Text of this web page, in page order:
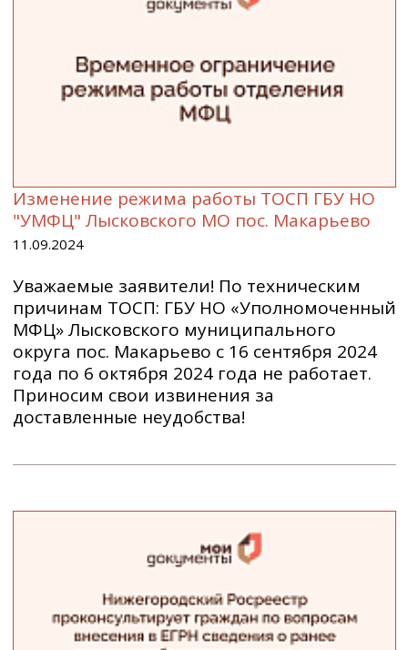
Изменение режима работы ТОСП ГБУ НО
"УМФЦ" Лысковского МО пос. Макарьево
11.09.2024
Уважаемые заявители! По техническим
причинам ТОСП: ГБУ НО «Уполномоченный
МФЦ» Лысковского муниципального
округа пос. Макарьево с 16 сентября 2024
года по 6 октября 2024 года не работает.
Приносим свои извинения за
доставленные неудобства!